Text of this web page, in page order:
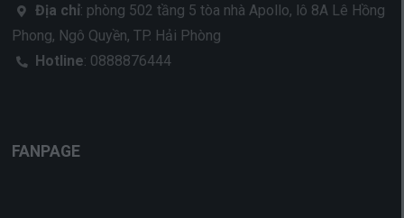
Địa chỉ: phòng 502 tầng 5 tòa nhà Apollo, lô 8A Lê Hồng
Phong, Ngô Quyền, TP. Hải Phòng
Hotline: 0888876444
FANPAGE